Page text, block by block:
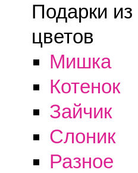
Подарки из
цветов
Мишка
Котенок
Зайчик
Слоник
Разное